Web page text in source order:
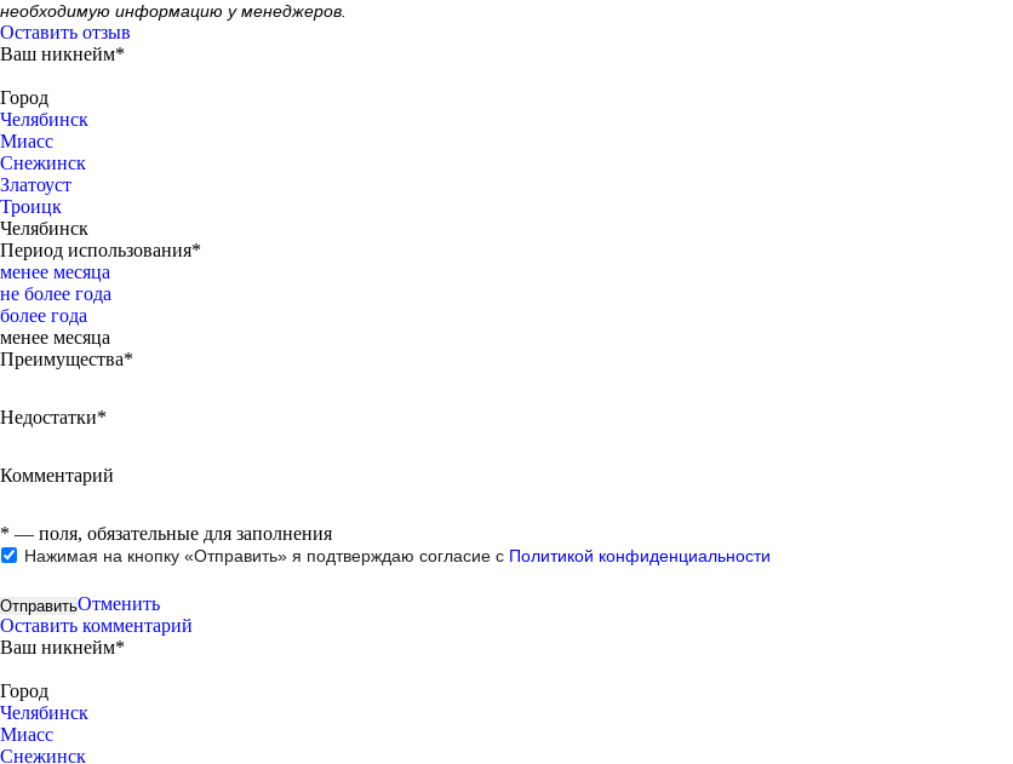
необходимую информацию у менеджеров.
Оставить отзыв
Ваш никнейм*
Город
Челябинск
Миасс
Снежинск
Златоуст
Троицк
Челябинск
Период использования*
менее месяца
не более года
более года
менее месяца
Преимущества*
Недостатки*
Комментарий
* — поля, обязательные для заполнения
Нажимая на кнопку «Отправить» я подтверждаю согласие с Политикой конфиденциальности
Отменить
Оставить комментарий
Ваш никнейм*
Город
Челябинск
Миасс
Снежинск